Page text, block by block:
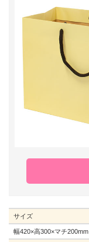
サイズ
幅420×高300×マチ200mm